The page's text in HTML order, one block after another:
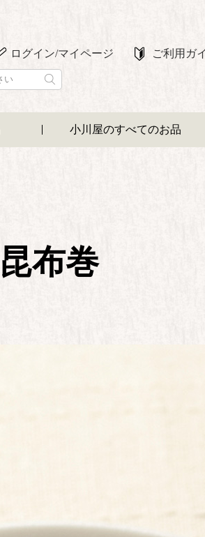
ログイン/マイページ ご利用ガ
小川屋のすべてのお品
昆布巻